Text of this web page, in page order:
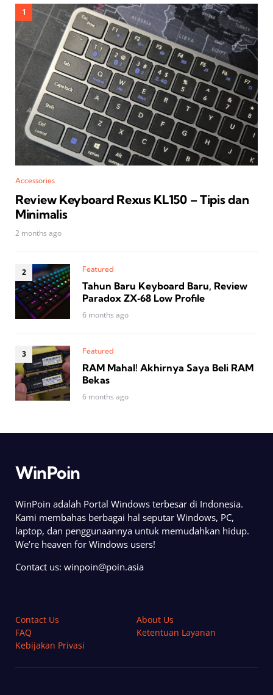
Accessories
Review Keyboard Rexus KL150 – Tipis dan
Minimalis
2 months ago
Featured
Tahun Baru Keyboard Baru, Review
Paradox ZX‑68 Low Profile
6 months ago
Featured
RAM Mahal! Akhirnya Saya Beli RAM
Bekas
6 months ago
WinPoin
WinPoin adalah Portal Windows terbesar di Indonesia.
Kami membahas berbagai hal seputar Windows, PC,
laptop, dan penggunaannya untuk memudahkan hidup.
We’re heaven for Windows users!
Contact us: winpoin@poin.asia
Contact Us
About Us
FAQ
Ketentuan Layanan
Kebijakan Privasi